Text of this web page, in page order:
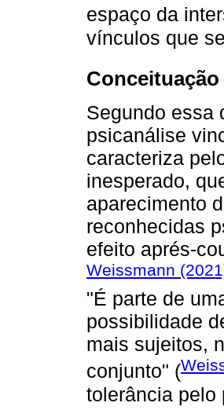
espaço da
vínculos que
Conceituação
Segundo essa
psicanálise
caracteriza
inesperado,
aparecimento
reconhecidas
efeito aprés-
Weissmann
"É parte de
possibilidade
mais sujeitos,
conjunto" (
tolerância pelo